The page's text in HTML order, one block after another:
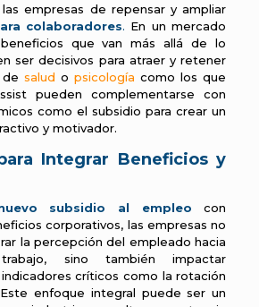
empresas de repensar y ampliar
colaboradores. En un mercado
que van más allá de lo
ser decisivos para atraer y retener
salud o psicología como los que
pueden complementarse con
como el subsidio para crear un
y motivador.
Integrar Beneficios y
subsidio al empleo
con
corporativos, las empresas no
la percepción del empleado hacia
sino también impactar
críticos como la rotación
enfoque integral puede ser un